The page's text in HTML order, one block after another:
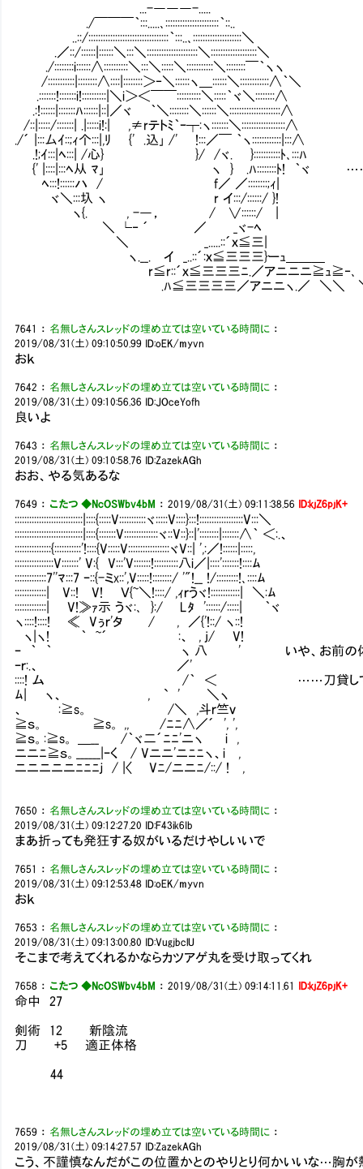
...-―――-.....
./￣￣￣｀:::.....､::::::::::::::::::::::｀::..
..::/:::::::::::::::::::::::::::::::::｀:::..､::::::::::::::::::::＼
.／::/::::::|::::::＼:::＼:::::::::::::::::::::＼:::::::::::::::::::＼
./::::::::i::::::∧::::::::::＼:::＼:::::＼:::::::::::＼::::::::￣｀ヽヽ
/:::::::::::|::::::::∧::::|::::::::＞‐＼::::::ヽ＿::::::＼::::::::::::∧｀＼
.:::::::!:::::::i!::::::::::|＼i＞＜￣￣::::::::::＼:::::｀ヾ＼::::::::∧
.:!::::::|:::::::ﾊ::::::|::|／ヾ ｀＼::::::::＼::::::＼:::::::::::::::::::::∧
/::|:::::/:::::::| .|:::::i!:| ,≠rテトﾐ｀ｰ┬:ヽ:::::::＼::::::::::::::::::∧
./´ |:::厶ｲ::;ｨ个:::|,ﾘ {' .込｣ /' !:::／￣ ｀ヽ::::::::::::|:::∧
.!;ｲ:::|ﾍ:::| /心} }/ /ヾ. }:::::::::::ﾄ､:::ﾊ
{' |::::|:::ﾍ从 ﾏ｣ ヽ } .ﾊ::::::::ﾄ! ｀ヾ ……炭治郎、脇
ﾍ:::!::::::ハ / f／ ／::::::::;ｨ|
ヾ＼:::圦 ヽ r イ:::/::::::/ }!
ヽ{. , -―， / ∨::::::/ |
＼ └‐ ´ ／ _ヾ-ﾍ
＼ _.....::´ｘ≦三|
ヽ.__. イ _..::´:ｘ≦三三三}ーｭ＿＿＿
r≦r::´ｘ≦三三三ﾆ.／アニニニ≧ｭ≧‐､
Ⅶ.ﾊ≦三三三三／アニニヽ.／ ＼＼
7641 ： 名無しさんスレッドの埋め立ては空いている時間に ：
2019/08/31(土) 09:10:50.99 ID:oEK/myvn
おｋ
7642 ： 名無しさんスレッドの埋め立ては空いている時間に ：
2019/08/31(土) 09:10:56.36 ID:JOceYofh
良いよ
7643 ： 名無しさんスレッドの埋め立ては空いている時間に ：
2019/08/31(土) 09:10:58.76 ID:ZazekAGh
おお、やる気あるな
7649 ： こたつ ◆NcOSWbv4bM ：2019/08/31(土) 09:11:38.56 ID:kjZ6pjK+
::::::::::::::::::::::::::::|::::{:::::V:::::::::::ヾ:::::V::::}:::!::::::::::::::::::V:::＼
::::::::::::::::::::::::::::|::::{:::::::V::::::::::::::ヾ::V::}::|'::::::::|:::::::∧｀ ＜:.、
:::::::::::::::{:::::::::::'!::::{V:::::V:::::::::::::::::ヾV::| ',:／!::::::|:::::,
::::::::::::::::V:::::::' V:{ V:::'V:::::::!::::::::::八i／|::::':::::::!::::ﾑ
:::::::::::::7''ﾏ:::7 ｰ::{-ミx::',V:::::!::::::::/ '"!__ !/:::::::::!､::::ﾑ
:::::::::::::| V::! V! Ｖ{~＼!::::/ ,ｨｒうヾ!::::::::::::| ＼:ﾑ
:::::::::::::| V!≫ｧ示 うヾ:､ }:/ Lﾀ '::::::/:::::| ｀ヾ
ヽ::::!::::! ≪ Vぅｒ'タ / , ／{'!::/ ヽ::!
ヽ|ヽ! ｀ ~´ :、 , j/ V!
ｰ ｀ ｀ ヽ 八 ' いや、お前の体格だと
ｰｒ:.、 ／'
::::! ム /｀ ＜ ……刀貸してくれ
ﾑ| ヽ、 , ` ' ＼ヽ
、 :≧s。 /＼ ,斗ｒ竺ｖ
≧ｓ。 ≧s。 ,, /ﾆﾆ∧／´ ', ',
≧ｓ。:≧s。 ＿__ /｀ヾ二´ﾆﾆ'ニヽ i ,
ニニﾆ≧ｓ。______|ｰく / Vニニ'ニﾆﾆヽ、i ,
ニニニニニﾆﾆﾆｊ / |〈 Vﾆ/ニニﾆ/::/ ! ,
7650 ： 名無しさんスレッドの埋め立ては空いている時間に ：
2019/08/31(土) 09:12:27.20 ID:F43ik6Ib
まあ折っても発狂する奴がいるだけやしいいで
7651 ： 名無しさんスレッドの埋め立ては空いている時間に ：
2019/08/31(土) 09:12:53.48 ID:oEK/myvn
おｋ
7653 ： 名無しさんスレッドの埋め立ては空いている時間に ：
2019/08/31(土) 09:13:00.80 ID:VugjbclU
そこまで考えてくれるかならカツアゲ丸を受け取ってくれ
7658 ： こたつ ◆NcOSWbv4bM ：2019/08/31(土) 09:14:11.61 ID:kjZ6pjK+
命中 27
剣術 12 新陰流
刀 +5 適正体格
44
7659 ： 名無しさんスレッドの埋め立ては空いている時間に ：
2019/08/31(土) 09:14:27.57 ID:ZazekAGh
こう、不謹慎なんだがこの位置かとのやりとり何かいいな…胸が